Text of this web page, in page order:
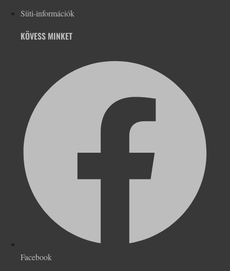
Süti-információk
KÖVESS MINKET
Facebook